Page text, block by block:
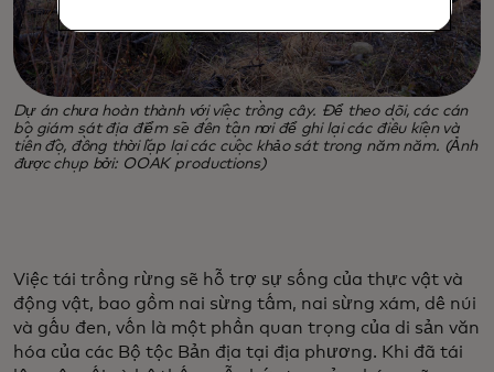
Dự án chưa hoàn thành với việc trồng cây. Để theo dõi, các cán
bộ giám sát địa điểm sẽ đến tận nơi để ghi lại các điều kiện và
tiến độ, đồng thời lặp lại các cuộc khảo sát trong năm năm. (Ảnh
được chụp bởi: OOAK productions)
Việc tái trồng rừng sẽ hỗ trợ sự sống của thực vật và
động vật, bao gồm nai sừng tấm, nai sừng xám, dê núi
và gấu đen, vốn là một phần quan trọng của di sản văn
hóa của các Bộ tộc Bản địa tại địa phương. Khi đã tái